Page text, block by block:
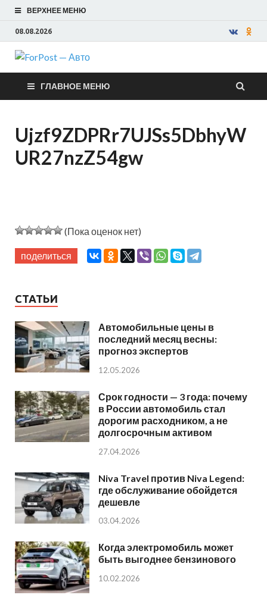
ВЕРХНЕЕ МЕНЮ
08.08.2026
ForPost —
Авто
ГЛАВНОЕ МЕНЮ
Ujzf9ZDPRr7UJSs5DbhyW
UR27nzZ54gw
(Пока оценок нет)
поделиться
СТАТЬИ
Автомобильные цены в
последний месяц весны:
прогноз экспертов
12.05.2026
Срок годности — 3 года: почему
в России автомобиль стал
дорогим расходником, а не
долгосрочным активом
27.04.2026
Niva Travel против Niva Legend:
где обслуживание обойдется
дешевле
03.04.2026
Когда электромобиль может
быть выгоднее бензинового
10.02.2026